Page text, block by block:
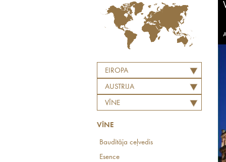
EIROPA
AUSTRIJA
VĪNE
VĪNE
Baudītāja ceļvedis
Esence